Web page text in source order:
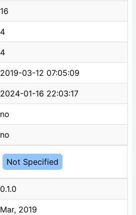
16
4
4
2019-03-12 07:05:09
2024-01-16 22:03:17
no
no
Not Specified
0.1.0
Mar, 2019